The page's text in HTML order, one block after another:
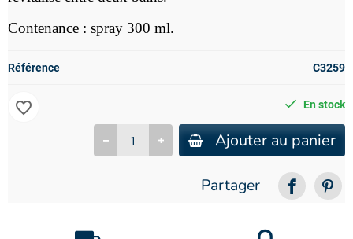
Contenance : spray 300 ml.
Référence C3259
En stock
Ajouter au panier
favorite_border
Partager